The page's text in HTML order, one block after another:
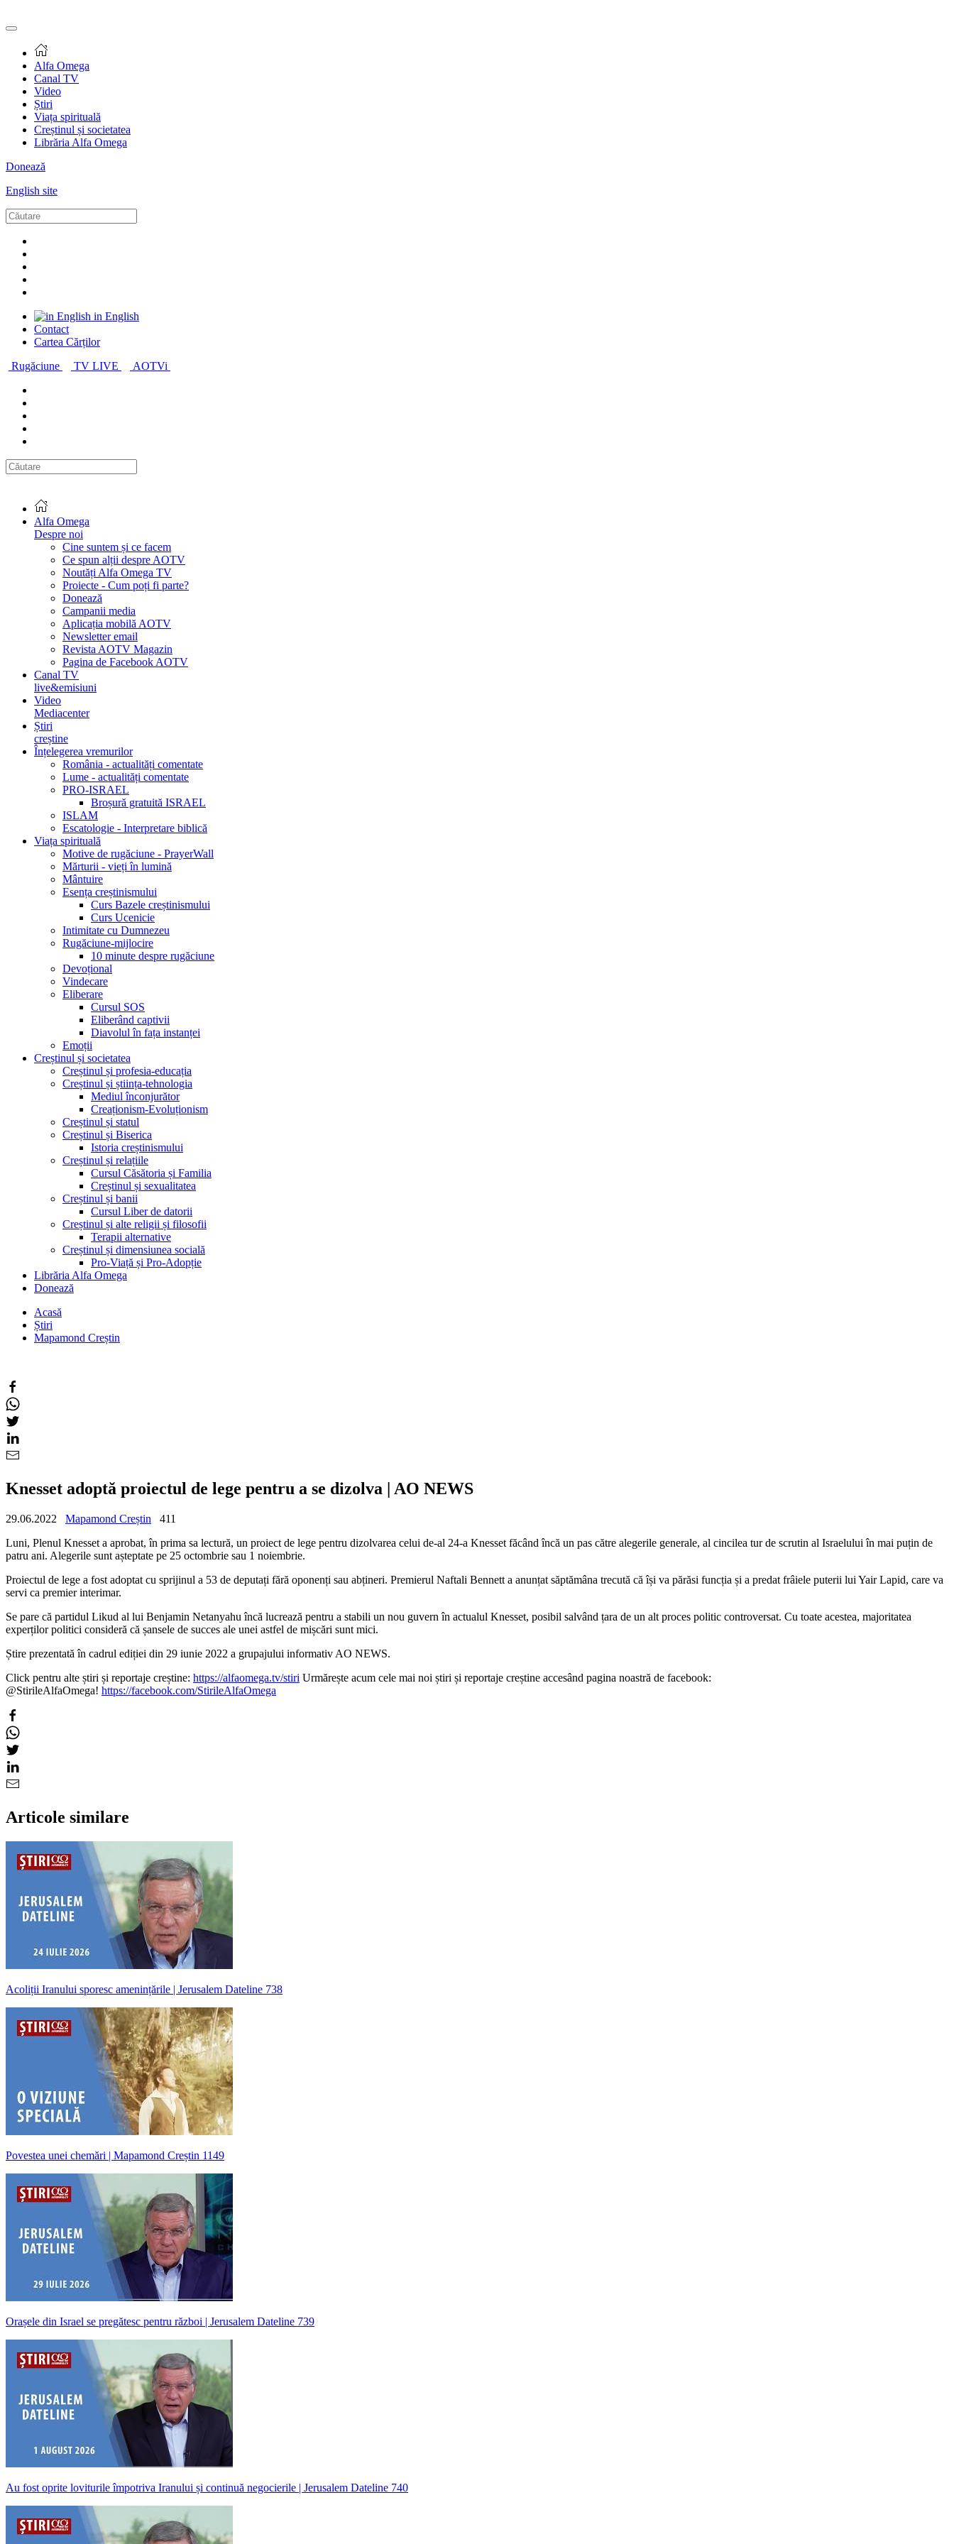
Alfa Omega
Canal TV
Video
Știri
Viața spirituală
Creștinul și societatea
Librăria Alfa Omega
Donează
English site
in English
Contact
Cartea Cărților
Rugăciune
TV LIVE AOTVi
Alfa Omega
Despre noi
Cine suntem și ce facem
Ce spun alții despre AOTV
Noutăți Alfa Omega TV
Proiecte - Cum poți fi parte?
Donează
Campanii media
Aplicația mobilă AOTV
Newsletter email
Revista AOTV Magazin
Pagina de Facebook AOTV
Canal TV
live&emisiuni
Video
Mediacenter
Știri
creștine
Înțelegerea vremurilor
România - actualități comentate
Lume - actualități comentate
PRO-ISRAEL
Broșură gratuită ISRAEL
ISLAM
Escatologie - Interpretare biblică
Viața spirituală
Motive de rugăciune - PrayerWall
Mărturii - vieți în lumină
Mântuire
Esența creștinismului
Curs Bazele creștinismului
Curs Ucenicie
Intimitate cu Dumnezeu
Rugăciune-mijlocire
10 minute despre rugăciune
Devoțional
Vindecare
Eliberare
Cursul SOS
Eliberând captivii
Diavolul în fața instanței
Emoții
Creștinul și societatea
Creștinul și profesia-educația
Creștinul și știința-tehnologia
Mediul înconjurător
Creaționism-Evoluționism
Creștinul și statul
Creștinul și Biserica
Istoria creștinismului
Creștinul și relațiile
Cursul Căsătoria și Familia
Creștinul și sexualitatea
Creștinul și banii
Cursul Liber de datorii
Creștinul și alte religii și filosofii
Terapii alternative
Creștinul și dimensiunea socială
Pro-Viață și Pro-Adopție
Librăria Alfa Omega
Donează
Acasă
Știri
Mapamond Creștin
Knesset adoptă proiectul de lege pentru a se dizolva | AO NEWS
29.06.2022 Mapamond Creștin
411
Luni, Plenul Knesset a aprobat, în prima sa lectură, un proiect de lege pentru dizolvarea celui de-al 24-a Knesset făcând încă un pas către alegerile generale, al cincilea tur de scrutin al Israelului în mai puțin de
patru ani. Alegerile sunt așteptate pe 25 octombrie sau 1 noiembrie.
Proiectul de lege a fost adoptat cu sprijinul a 53 de deputați fără oponenți sau abțineri. Premierul Naftali Bennett a anunțat săptămâna trecută că își va părăsi funcția și a predat frâiele puterii lui Yair Lapid, care va
servi ca premier interimar.
Se pare că partidul Likud al lui Benjamin Netanyahu încă lucrează pentru a stabili un nou guvern în actualul Knesset, posibil salvând țara de un alt proces politic controversat. Cu toate acestea, majoritatea
experților politici consideră că șansele de succes ale unei astfel de mișcări sunt mici.
Știre prezentată în cadrul ediției din 29 iunie 2022 a grupajului informativ AO NEWS.
Click pentru alte știri și reportaje creștine: https://alfaomega.tv/stiri Urmărește acum cele mai noi știri și reportaje creștine accesând pagina noastră de facebook:
@StirileAlfaOmega! https://facebook.com/StirileAlfaOmega
Articole similare
Acoliții Iranului sporesc amenințările | Jerusalem Dateline 738
Povestea unei chemări | Mapamond Creștin 1149
Orașele din Israel se pregătesc pentru război | Jerusalem Dateline 739
Au fost oprite loviturile împotriva Iranului și continuă negocierile | Jerusalem Dateline 740